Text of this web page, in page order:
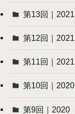
第13回｜2021
第12回｜2021
第11回｜2021
第10回｜2020
第9回｜2020